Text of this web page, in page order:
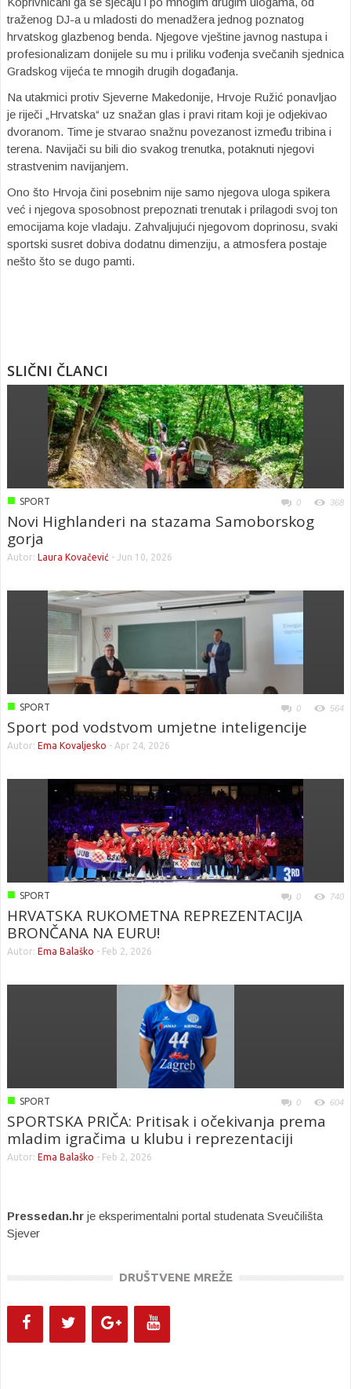
traženog DJ-a u mladosti do menadžera jednog poznatog
hrvatskog glazbenog benda. Njegove vještine javnog nastupa i
profesionalizam donijele su mu i priliku vođenja svečanih sjednica
Gradskog vijeća te mnogih drugih događanja.
Na utakmici protiv Sjeverne Makedonije, Hrvoje Ružić ponavljao
je riječi „Hrvatska“ uz snažan glas i pravi ritam koji je odjekivao
dvoranom. Time je stvarao snažnu povezanost između tribina i
terena. Navijači su bili dio svakog trenutka, potaknuti njegovi
strastvenim navijanjem.
Ono što Hrvoja čini posebnim nije samo njegova uloga spikera
već i njegova sposobnost prepoznati trenutak i prilagodi svoj ton
emocijama koje vladaju. Zahvaljujući njegovom doprinosu, svaki
sportski susret dobiva dodatnu dimenziju, a atmosfera postaje
nešto što se dugo pamti.
SLIČNI ČLANCI
■ SPORT 0 368
Novi Highlanderi na stazama Samoborskog
gorja
Autor: Laura Kovačević - Jun 10, 2026
■ SPORT 0 564
Sport pod vodstvom umjetne inteligencije
Autor: Ema Kovaljesko - Apr 24, 2026
■ SPORT 0 740
HRVATSKA RUKOMETNA REPREZENTACIJA
BRONČANA NA EURU!
Autor: Ema Balaško - Feb 2, 2026
■ SPORT 0 604
SPORTSKA PRIČA: Pritisak i očekivanja prema
mladim igračima u klubu i reprezentaciji
Autor: Ema Balaško - Feb 2, 2026
Pressedan.hr je eksperimentalni portal studenata Sveučilišta
Sjever
DRUŠTVENE MREŽE